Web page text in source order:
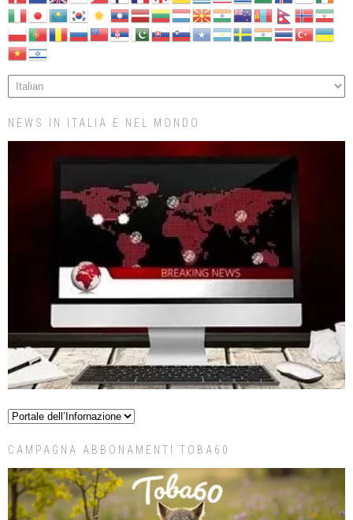
NEWS IN ITALIA E NEL MONDO
CAMPAGNA ABBONAMENTI TOBA60